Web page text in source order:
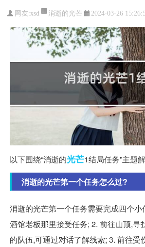
网友:xsd 消逝的光芒 2024-03-26
以下围绕“消逝的光芒1结局任务”主题
消逝的光芒第一个任务怎么过?
消逝的光芒第一个任务需要完成四个小
酒馆老板那里接受任务; 2. 前往山顶,寻
的队伍,可通过对话了解线索; 3. 前往受